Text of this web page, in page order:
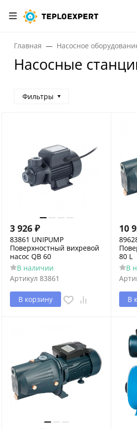
Главная Насосное
Насосные
Фильтры
3 926 ₽
83861 UNIPUMP
Поверхностный вихревой
насос QB 60
В наличии
Артикул 83861
В корзину
10
80 L
В
В